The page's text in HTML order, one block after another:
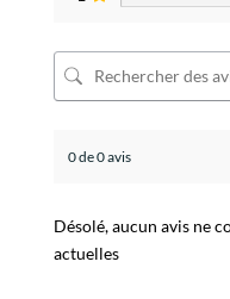
0 de 0 avis
Désolé, aucun avis ne
actuelles